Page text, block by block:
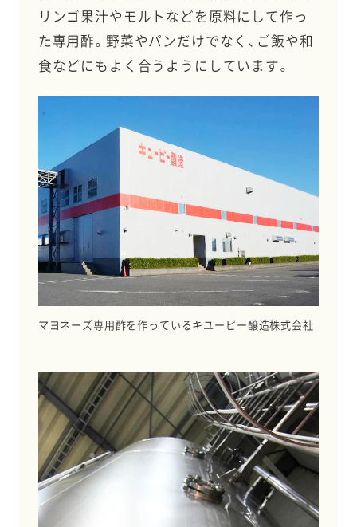
リンゴ果汁やモルトなどを原料にして作っ
た専用酢。野菜やパンだけでなく、ご飯や和
食などにもよく合うようにしています。
マヨネーズ専用酢を作っているキユーピー醸造株式会社